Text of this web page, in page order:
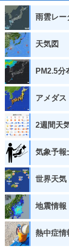
雨雲レー
天気図
PM2.5分
アメダス
2週間天
気象予報
世界天気
地震情報
熱中症情